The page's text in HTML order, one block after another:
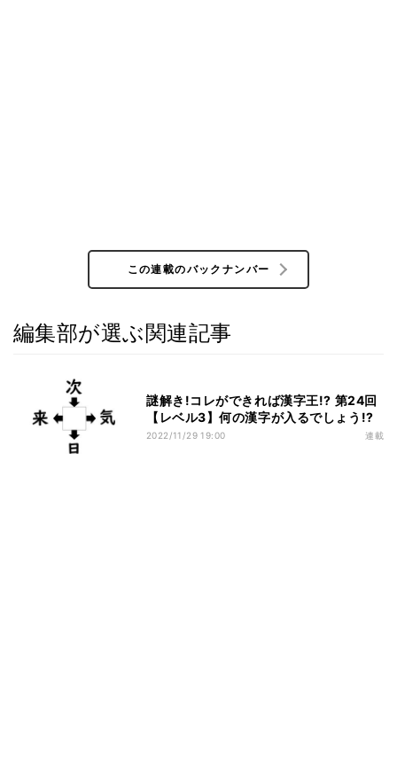
この連載のバックナンバー
編集部が選ぶ関連記事
謎解き!コレができれば漢字王!? 第24回
【レベル3】何の漢字が入るでしょう!?
2022/11/29 19:00 連載